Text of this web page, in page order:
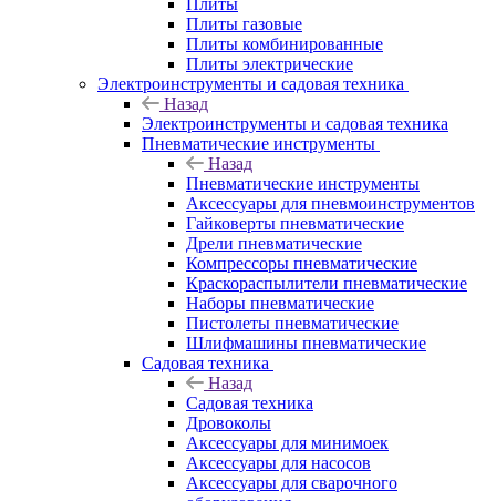
Плиты
Плиты газовые
Плиты комбинированные
Плиты электрические
Электроинструменты и садовая техника
Назад
Электроинструменты и садовая техника
Пневматические инструменты
Назад
Пневматические инструменты
Аксессуары для пневмоинструментов
Гайковерты пневматические
Дрели пневматические
Компрессоры пневматические
Краскораспылители пневматические
Наборы пневматические
Пистолеты пневматические
Шлифмашины пневматические
Садовая техника
Назад
Садовая техника
Дровоколы
Аксессуары для минимоек
Аксессуары для насосов
Аксессуары для сварочного